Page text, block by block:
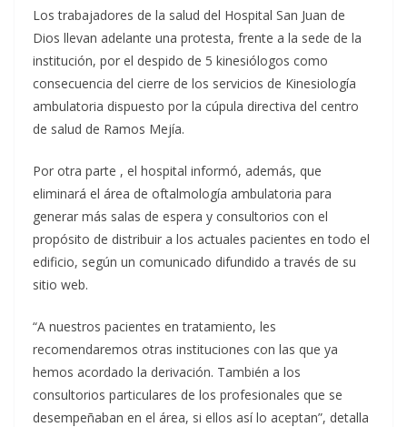
Los trabajadores de la salud del Hospital San Juan de
Dios llevan adelante una protesta, frente a la sede de la
institución, por el despido de 5 kinesiólogos como
consecuencia del cierre de los servicios de Kinesiología
ambulatoria dispuesto por la cúpula directiva del centro
de salud de Ramos Mejía.
Por otra parte , el hospital informó, además, que
eliminará el área de oftalmología ambulatoria para
generar más salas de espera y consultorios con el
propósito de distribuir a los actuales pacientes en todo el
edificio, según un comunicado difundido a través de su
sitio web.
“A nuestros pacientes en tratamiento, les
recomendaremos otras instituciones con las que ya
hemos acordado la derivación. También a los
consultorios particulares de los profesionales que se
desempeñaban en el área, si ellos así lo aceptan”, detalla